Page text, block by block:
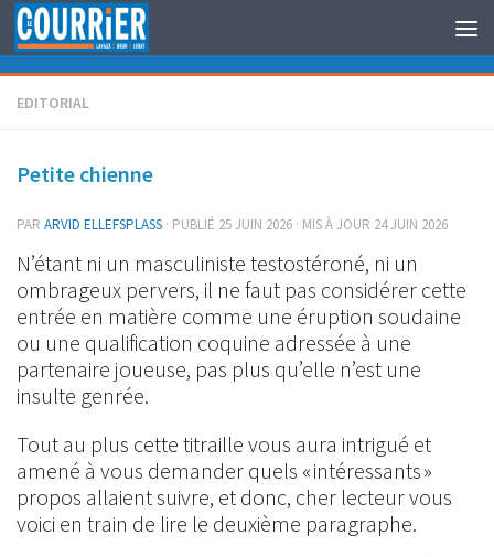
Au dessous du contenu
EDITORIAL
Petite chienne
PAR ARVID ELLEFSPLASS · PUBLIÉ 25 JUIN 2026 · MIS À JOUR 24 JUIN 2026
N’étant ni un masculiniste testostéroné, ni un
ombrageux pervers, il ne faut pas considérer cette
entrée en matière comme une éruption soudaine
ou une qualification coquine adressée à une
partenaire joueuse, pas plus qu’elle n’est une
insulte genrée.
Tout au plus cette titraille vous aura intrigué et
amené à vous demander quels « intéressants »
propos allaient suivre, et donc, cher lecteur vous
voici en train de lire le deuxième paragraphe.